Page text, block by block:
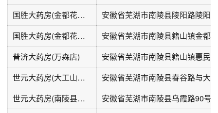
国胜大药房(金都花园南区店)
安徽省芜湖市南陵县陵阳路陵阳
国胜大药房(金都花园店)
普济大药房(万森店)
世元大药房(大工山路店)
世元大药房(南陵县乌霞路店)
安徽省芜湖市南陵县乌霞路90号